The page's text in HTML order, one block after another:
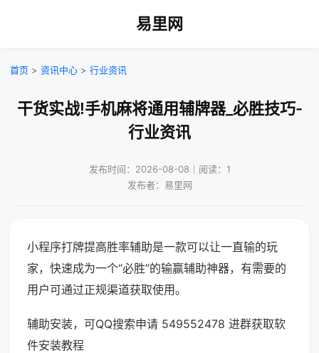
易里网
首页 > 资讯中心 > 行业资讯
干货实战!手机麻将通用辅牌器_必胜技巧-
行业资讯
发布时间：2026-08-08｜阅读：1
发布者：易里网
小程序打牌提高胜率辅助是一款可以让一直输的玩
家，快速成为一个“必胜”的输赢辅助神器，有需要的
用户可通过正规渠道获取使用。
辅助安装，可QQ搜索申请 549552478 进群获取软
件安装教程